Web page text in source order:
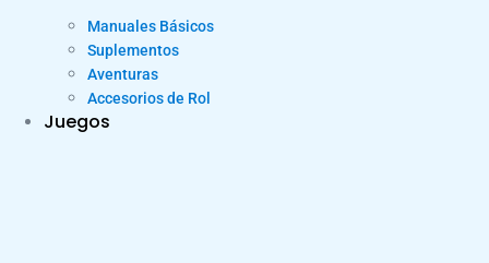
Manuales Básicos
Suplementos
Aventuras
Accesorios de Rol
Juegos